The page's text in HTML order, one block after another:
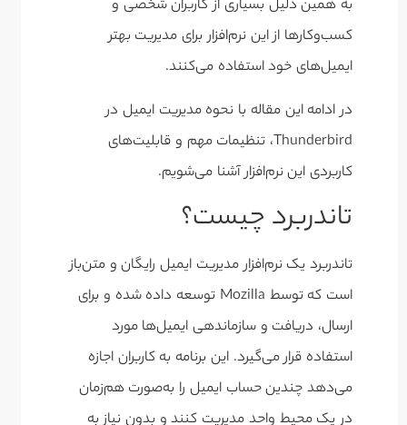
به همین دلیل بسیاری از کاربران شخصی و
کسب‌وکارها از این نرم‌افزار برای مدیریت بهتر
ایمیل‌های خود استفاده می‌کنند.
در ادامه این مقاله با نحوه مدیریت ایمیل در
Thunderbird، تنظیمات مهم و قابلیت‌های
کاربردی این نرم‌افزار آشنا می‌شویم.
تاندربرد چیست؟
تاندربرد یک نرم‌افزار مدیریت ایمیل رایگان و متن‌باز
است که توسط Mozilla توسعه داده شده و برای
ارسال، دریافت و سازماندهی ایمیل‌ها مورد
استفاده قرار می‌گیرد. این برنامه به کاربران اجازه
می‌دهد چندین حساب ایمیل را به‌صورت هم‌زمان
در یک محیط واحد مدیریت کنند و بدون نیاز به